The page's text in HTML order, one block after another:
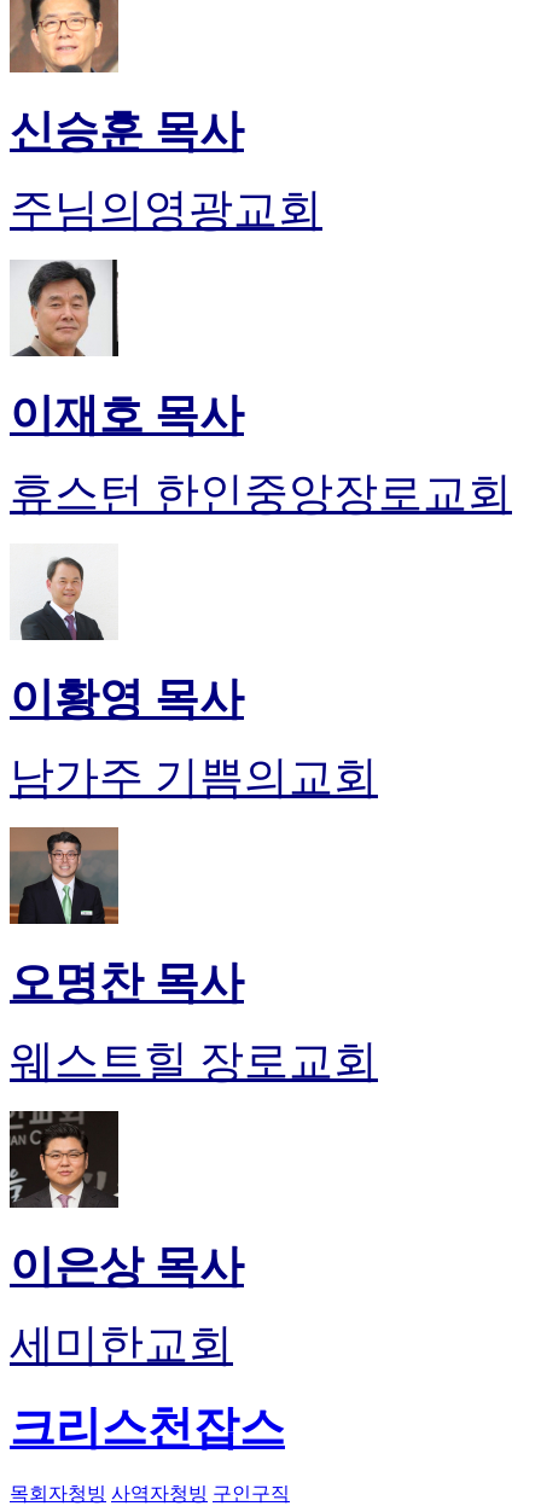
신승훈 목사
주님의영광교회
이재호 목사
휴스턴 한인중앙장로교회
이황영 목사
남가주 기쁨의교회
오명찬 목사
웨스트힐 장로교회
이은상 목사
세미한교회
크리스천잡스
목회자청빙 사역자청빙 구인구직